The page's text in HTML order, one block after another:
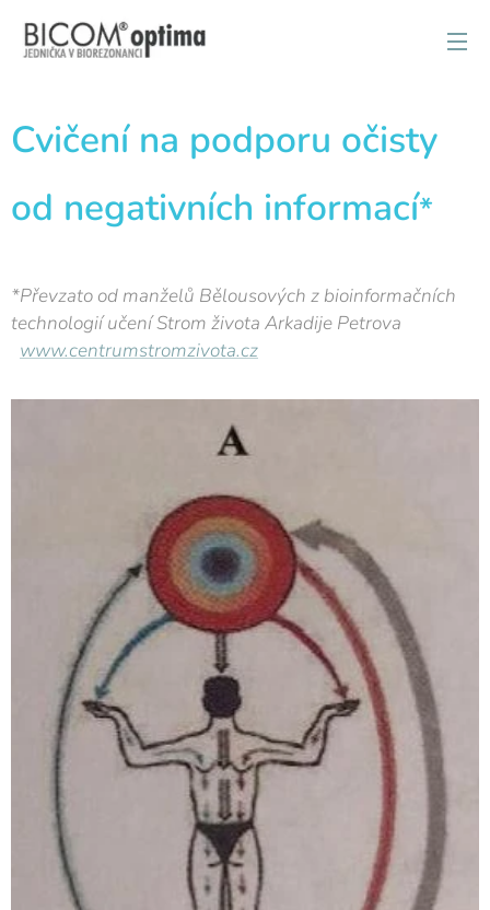
Cvičení na podporu očisty
od negativních informací*
*Převzato od manželů Bělousových z bioinformačních
technologií učení Strom života Arkadije Petrova
www.centrumstromzivota.cz